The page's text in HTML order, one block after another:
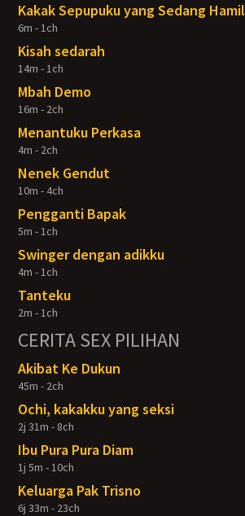
Kakak Sepupuku yang Sedang Hamil
6m - 1ch
Kisah sedarah
14m - 1ch
Mbah Demo
16m - 2ch
Menantuku Perkasa
4m - 2ch
Nenek Gendut
10m - 4ch
Pengganti Bapak
5m - 1ch
Swinger dengan adikku
4m - 1ch
Tanteku
2m - 1ch
CERITA SEX PILIHAN
Akibat Ke Dukun
45m - 2ch
Ochi, kakakku yang seksi
2j 31m - 8ch
Ibu Pura Pura Diam
1j 5m - 10ch
Keluarga Pak Trisno
6j 33m - 23ch